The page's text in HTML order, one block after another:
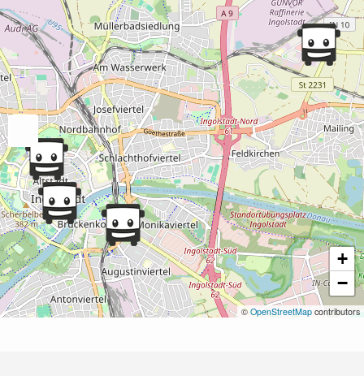
+
−
© OpenStreetMap contributors